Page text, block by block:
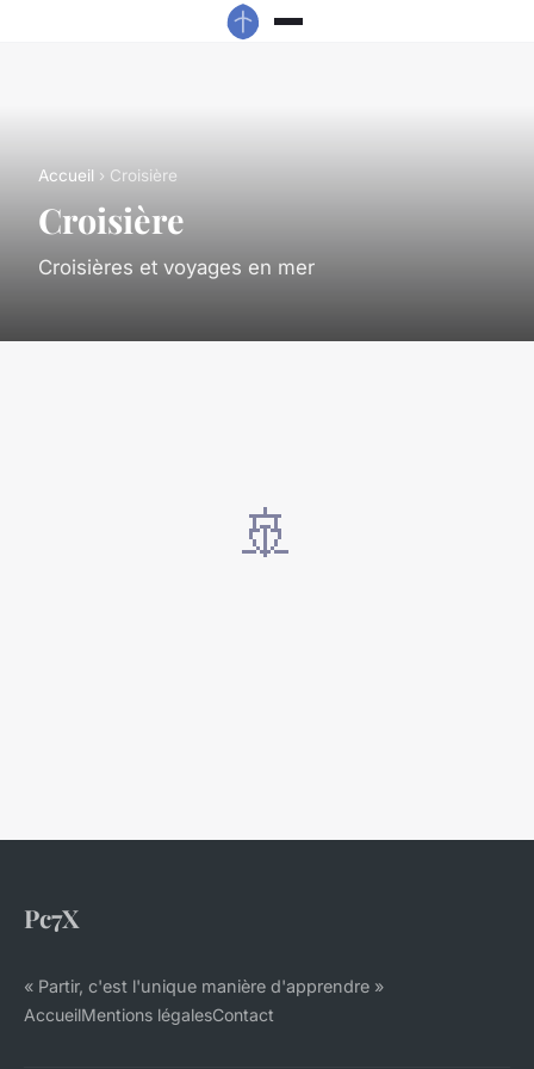
Accueil › Croisière
Croisière
Croisières et voyages en mer
🚢
Pc7X
« Partir, c'est l'unique manière d'apprendre »
AccueilMentions légalesContact